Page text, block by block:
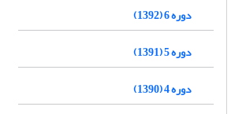
دوره 6 (1392)
دوره 5 (1391)
دوره 4 (1390)